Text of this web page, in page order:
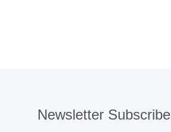
Newsletter Subscribe